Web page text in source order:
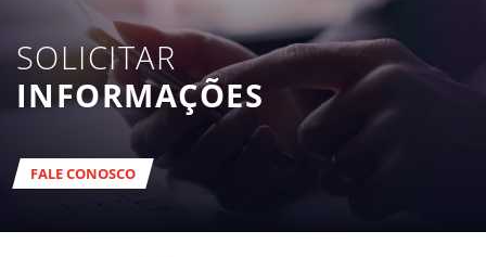
SOLICITAR
INFORMAÇÕES
FALE CONOSCO